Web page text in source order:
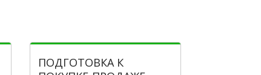
ПОДГОТОВКА К